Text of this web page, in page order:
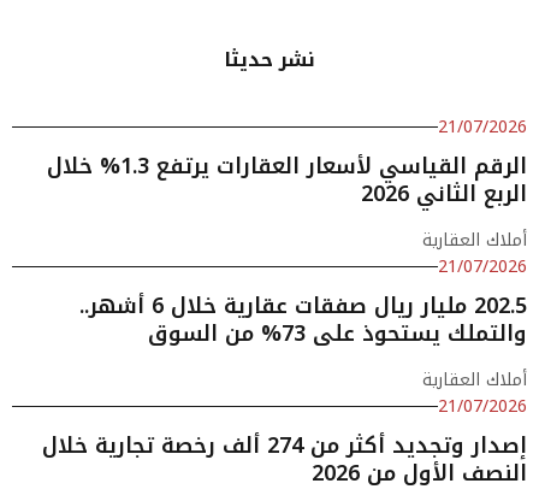
نشر حديثا
21/07/2026
الرقم القياسي لأسعار العقارات يرتفع 1.3% خلال
الربع الثاني 2026
أملاك العقارية
21/07/2026
202.5 مليار ريال صفقات عقارية خلال 6 أشهر..
والتملك يستحوذ على 73% من السوق
أملاك العقارية
21/07/2026
إصدار وتجديد أكثر من 274 ألف رخصة تجارية خلال
النصف الأول من 2026